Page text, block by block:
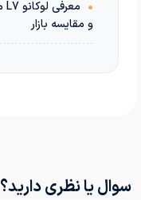
•
و مقایسه بازار
سوال یا نظری دارید؟